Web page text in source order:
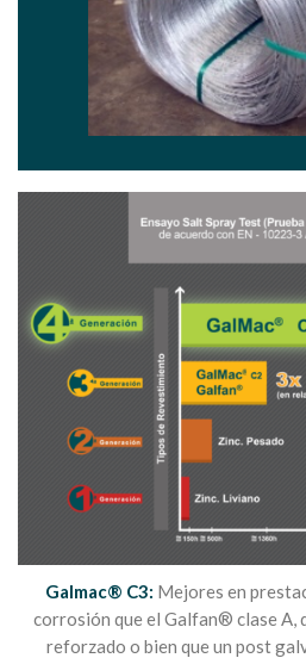
Galmac® C3: Mejores en
corrosión que el Galfan® clase A,
reforzado o bien que un post